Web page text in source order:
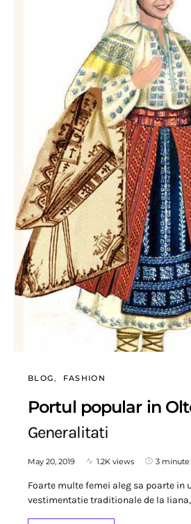
BLOG FASHION
Portul popular in
Generalitati
May 20, 2019 1.2K views 3 minute
Foarte multe femei aleg sa poarte in
vestimentatie traditionale de la